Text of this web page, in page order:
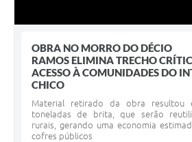
OBRA NO MORRO DO DÉCIO
RAMOS ELIMINA TRECHO
ACESSO À COMUNIDADES DO
CHICO
Material retirado da obra resultou
toneladas de brita, que serão
rurais, gerando uma economia
cofres públicos